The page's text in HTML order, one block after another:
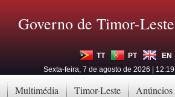
Multimédia Timor-Leste Anúncios
Governo de Timor-Leste
TT PT
EN
Sexta-feira, 7 de agosto de 2026 | 12:19